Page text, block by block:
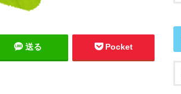
送る Pocket